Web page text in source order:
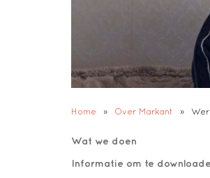
Home » Over Markant »
Wat we doen
Informatie om te